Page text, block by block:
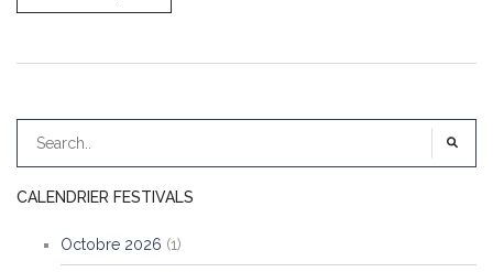
CALENDRIER FESTIVALS
Octobre 2026 (1)